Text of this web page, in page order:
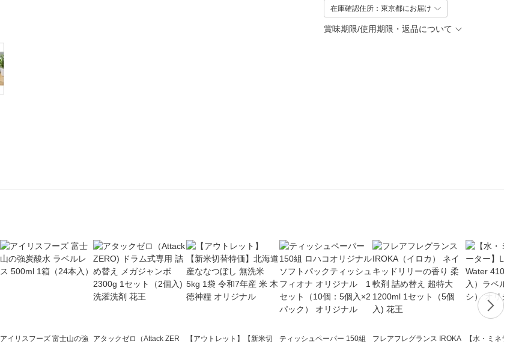
在庫確認住所：東京都にお届け
賞味期限/使用期限・返品について
アイリスフーズ 富士山の強
アタックゼロ（Attack ZER
【アウトレット】【新米切
ティッシュペーパー 150組
フレアフレグランス IROKA
【水・ミネラ